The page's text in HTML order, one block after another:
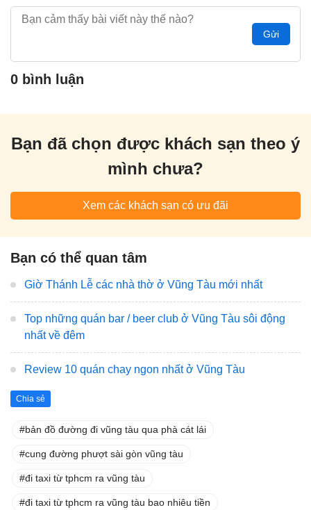
Gửi
0 bình luận
Bạn đã chọn được khách sạn theo ý
mình chưa?
Xem các khách sạn có ưu đãi
Bạn có thể quan tâm
Giờ Thánh Lễ các nhà thờ ở Vũng Tàu mới nhất
Top những quán bar / beer club ở Vũng Tàu sôi động
nhất về đêm
Review 10 quán chay ngon nhất ở Vũng Tàu
Chia sẻ
bản đồ đường đi vũng tàu qua phà cát lái
cung đường phượt sài gòn vũng tàu
đi taxi từ tphcm ra vũng tàu
đi taxi từ tphcm ra vũng tàu bao nhiêu tiền